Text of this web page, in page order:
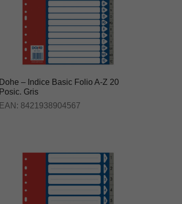
Dohe – Indice Basic Folio A-Z 20
Posic. Gris
EAN: 8421938904567